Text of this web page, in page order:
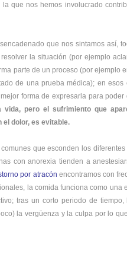
que nos hemos involucrado
que nos sintamos así,
la situación (por ejemplo
parte de un proceso (por ejemplo
de una prueba médica); en esos
forma de expresarla para
pero el sufrimiento que
dolor, es evitable.
que esconden los
con anorexia tienden a
por atracón encontramos con
la comida funciona como una
tras un corto periodo de tiempo,
la vergüenza y la culpa por lo